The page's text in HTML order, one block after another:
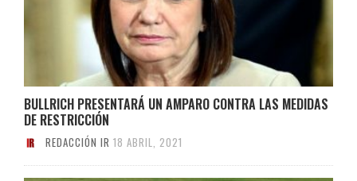
BULLRICH PRESENTARÁ UN AMPARO CONTRA LAS MEDIDAS
DE RESTRICCIÓN
REDACCIÓN IR 18 ABRIL, 2021